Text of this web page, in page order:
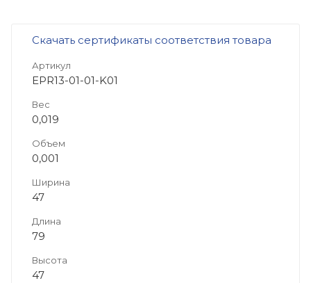
Скачать сертификаты соответствия товара
Артикул
EPR13-01-01-K01
Вес
0,019
Объем
0,001
Ширина
47
Длина
79
Высота
47